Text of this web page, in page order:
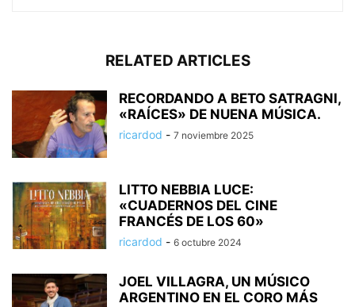
RELATED ARTICLES
RECORDANDO A BETO SATRAGNI,
«RAÍCES» DE NUENA MÚSICA.
ricardod - 7 noviembre 2025
LITTO NEBBIA LUCE:
«CUADERNOS DEL CINE
FRANCÉS DE LOS 60»
ricardod - 6 octubre 2024
JOEL VILLAGRA, UN MÚSICO
ARGENTINO EN EL CORO MÁS